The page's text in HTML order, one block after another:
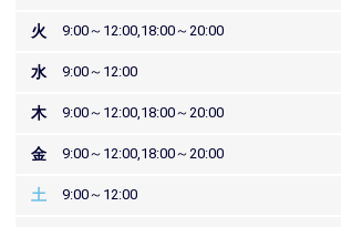
火 9:00～12:00,18:00～20:00
水 9:00～12:00
木 9:00～12:00,18:00～20:00
金 9:00～12:00,18:00～20:00
土 9:00～12:00